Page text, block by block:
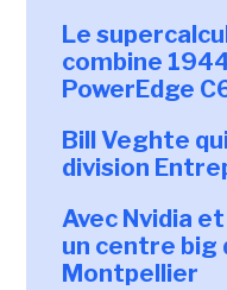
Le
combine
PowerEdge
Bill Veghte
division
Avec Nvidia
un centre big
Montpellier